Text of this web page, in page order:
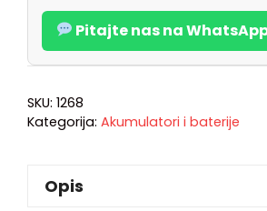
Pitajte nas na
SKU: 1268
Kategorija: Akumulatori i baterije
Opis